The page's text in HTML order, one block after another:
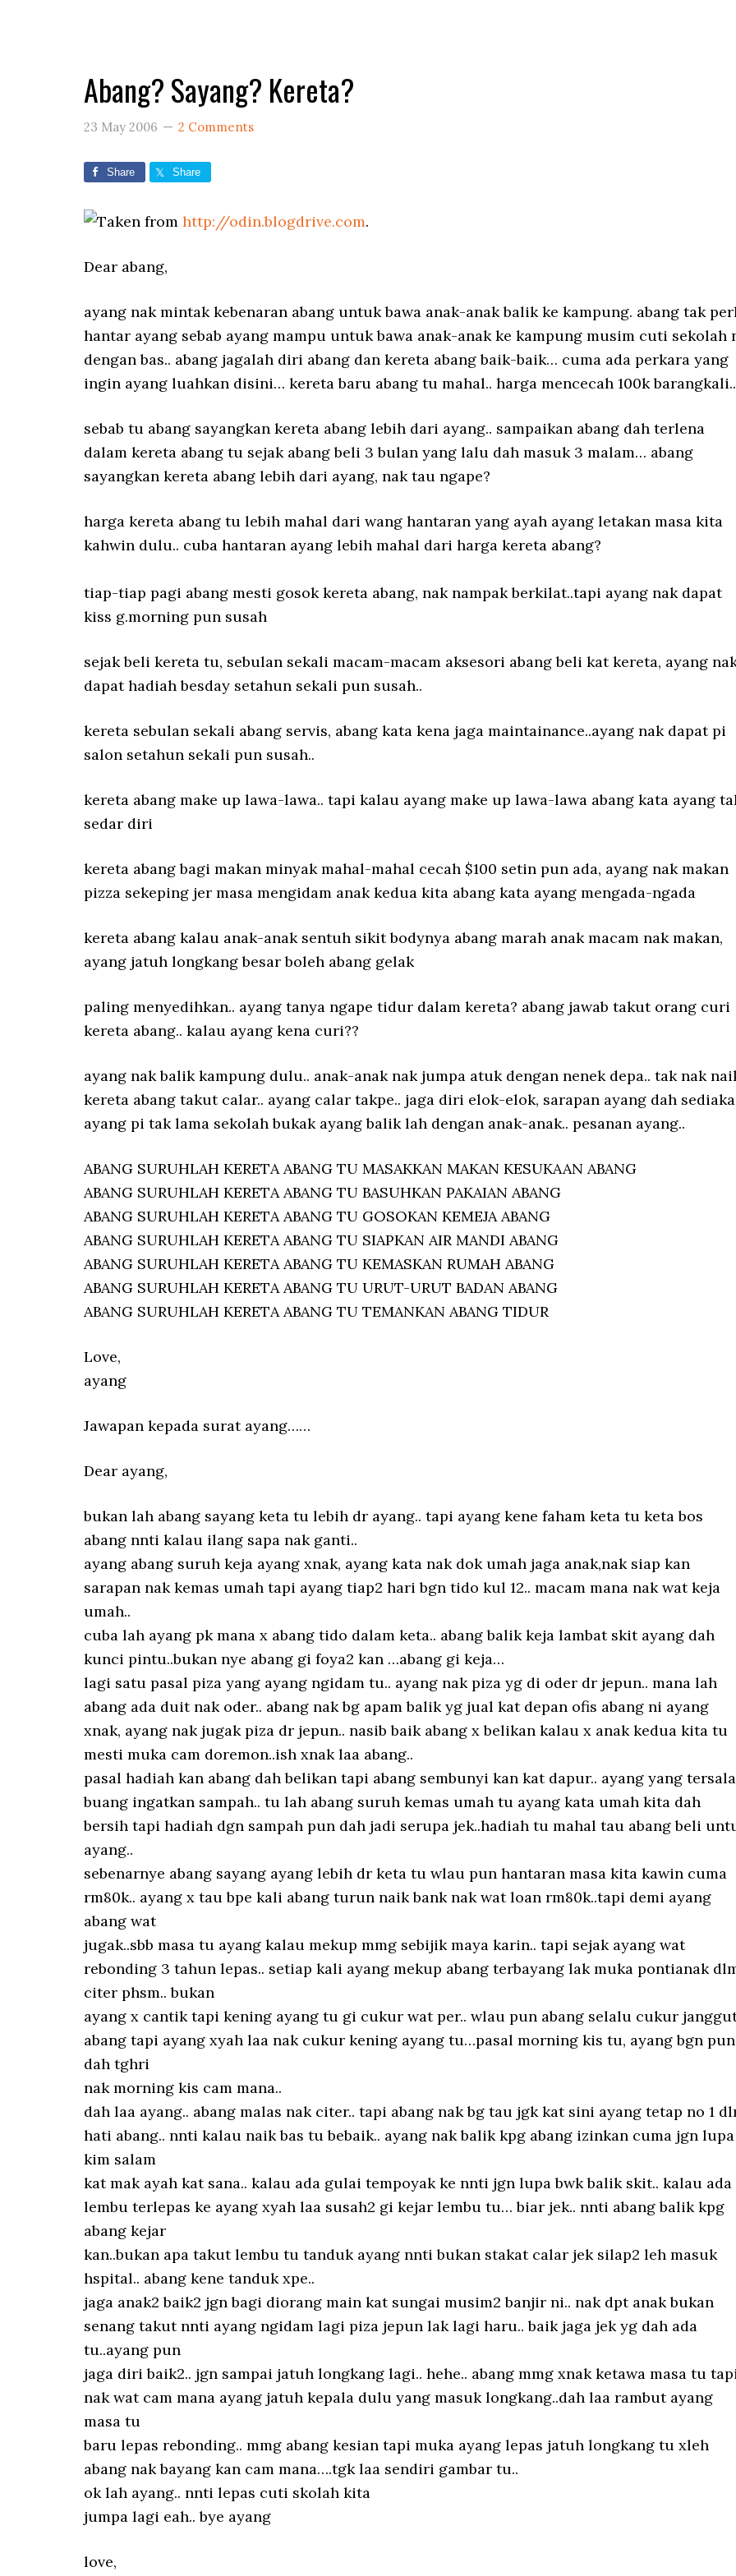
Abang? Sayang? Kereta?
23 May 2006 2 Comments
Share Share
Taken from http://odin.blogdrive.com.
Dear abang,
ayang nak mintak kebenaran abang untuk bawa anak-anak balik ke kampung. abang tak
hantar ayang sebab ayang mampu untuk bawa anak-anak ke kampung musim cuti sekolah
dengan bas.. abang jagalah diri abang dan kereta abang baik-baik… cuma ada perkara yang
ingin ayang luahkan disini… kereta baru abang tu mahal.. harga mencecah 100k barangkali..
sebab tu abang sayangkan kereta abang lebih dari ayang.. sampaikan abang dah terlena
dalam kereta abang tu sejak abang beli 3 bulan yang lalu dah masuk 3 malam… abang
sayangkan kereta abang lebih dari ayang, nak tau ngape?
harga kereta abang tu lebih mahal dari wang hantaran yang ayah ayang letakan masa kita
kahwin dulu.. cuba hantaran ayang lebih mahal dari harga kereta abang?
tiap-tiap pagi abang mesti gosok kereta abang, nak nampak berkilat..tapi ayang nak dapat
kiss g.morning pun susah
sejak beli kereta tu, sebulan sekali macam-macam aksesori abang beli kat kereta, ayang
dapat hadiah besday setahun sekali pun susah..
kereta sebulan sekali abang servis, abang kata kena jaga maintainance..ayang nak dapat pi
salon setahun sekali pun susah..
kereta abang make up lawa-lawa.. tapi kalau ayang make up lawa-lawa abang kata ayang
sedar diri
kereta abang bagi makan minyak mahal-mahal cecah $100 setin pun ada, ayang nak makan
pizza sekeping jer masa mengidam anak kedua kita abang kata ayang mengada-ngada
kereta abang kalau anak-anak sentuh sikit bodynya abang marah anak macam nak makan,
ayang jatuh longkang besar boleh abang gelak
paling menyedihkan.. ayang tanya ngape tidur dalam kereta? abang jawab takut orang curi
kereta abang.. kalau ayang kena curi??
ayang nak balik kampung dulu.. anak-anak nak jumpa atuk dengan nenek depa.. tak nak
kereta abang takut calar.. ayang calar takpe.. jaga diri elok-elok, sarapan ayang dah
ayang pi tak lama sekolah bukak ayang balik lah dengan anak-anak.. pesanan ayang..
ABANG SURUHLAH KERETA ABANG TU MASAKKAN MAKAN KESUKAAN ABANG
ABANG SURUHLAH KERETA ABANG TU BASUHKAN PAKAIAN ABANG
ABANG SURUHLAH KERETA ABANG TU GOSOKAN KEMEJA ABANG
ABANG SURUHLAH KERETA ABANG TU SIAPKAN AIR MANDI ABANG
ABANG SURUHLAH KERETA ABANG TU KEMASKAN RUMAH ABANG
ABANG SURUHLAH KERETA ABANG TU URUT-URUT BADAN ABANG
ABANG SURUHLAH KERETA ABANG TU TEMANKAN ABANG TIDUR
Love,
ayang
Jawapan kepada surat ayang……
Dear ayang,
bukan lah abang sayang keta tu lebih dr ayang.. tapi ayang kene faham keta tu keta bos
abang nnti kalau ilang sapa nak ganti..
ayang abang suruh keja ayang xnak, ayang kata nak dok umah jaga anak,nak siap kan
sarapan nak kemas umah tapi ayang tiap2 hari bgn tido kul 12.. macam mana nak wat keja
umah..
cuba lah ayang pk mana x abang tido dalam keta.. abang balik keja lambat skit ayang dah
kunci pintu..bukan nye abang gi foya2 kan …abang gi keja…
lagi satu pasal piza yang ayang ngidam tu.. ayang nak piza yg di oder dr jepun.. mana lah
abang ada duit nak oder.. abang nak bg apam balik yg jual kat depan ofis abang ni ayang
xnak, ayang nak jugak piza dr jepun.. nasib baik abang x belikan kalau x anak kedua kita tu
mesti muka cam doremon..ish xnak laa abang..
pasal hadiah kan abang dah belikan tapi abang sembunyi kan kat dapur.. ayang yang
buang ingatkan sampah.. tu lah abang suruh kemas umah tu ayang kata umah kita dah
bersih tapi hadiah dgn sampah pun dah jadi serupa jek..hadiah tu mahal tau abang beli
ayang..
sebenarnye abang sayang ayang lebih dr keta tu wlau pun hantaran masa kita kawin cuma
rm80k.. ayang x tau bpe kali abang turun naik bank nak wat loan rm80k..tapi demi ayang
abang wat
jugak..sbb masa tu ayang kalau mekup mmg sebijik maya karin.. tapi sejak ayang wat
rebonding 3 tahun lepas.. setiap kali ayang mekup abang terbayang lak muka pontianak
citer phsm.. bukan
ayang x cantik tapi kening ayang tu gi cukur wat per.. wlau pun abang selalu cukur
abang tapi ayang xyah laa nak cukur kening ayang tu…pasal morning kis tu, ayang bgn pun
dah tghri
nak morning kis cam mana..
dah laa ayang.. abang malas nak citer.. tapi abang nak bg tau jgk kat sini ayang tetap no 1
hati abang.. nnti kalau naik bas tu bebaik.. ayang nak balik kpg abang izinkan cuma jgn lupa
kim salam
kat mak ayah kat sana.. kalau ada gulai tempoyak ke nnti jgn lupa bwk balik skit.. kalau ada
lembu terlepas ke ayang xyah laa susah2 gi kejar lembu tu… biar jek.. nnti abang balik kpg
abang kejar
kan..bukan apa takut lembu tu tanduk ayang nnti bukan stakat calar jek silap2 leh masuk
hspital.. abang kene tanduk xpe..
jaga anak2 baik2 jgn bagi diorang main kat sungai musim2 banjir ni.. nak dpt anak bukan
senang takut nnti ayang ngidam lagi piza jepun lak lagi haru.. baik jaga jek yg dah ada
tu..ayang pun
jaga diri baik2.. jgn sampai jatuh longkang lagi.. hehe.. abang mmg xnak ketawa masa tu
nak wat cam mana ayang jatuh kepala dulu yang masuk longkang..dah laa rambut ayang
masa tu
baru lepas rebonding.. mmg abang kesian tapi muka ayang lepas jatuh longkang tu xleh
abang nak bayang kan cam mana….tgk laa sendiri gambar tu..
ok lah ayang.. nnti lepas cuti skolah kita
jumpa lagi eah.. bye ayang
love,